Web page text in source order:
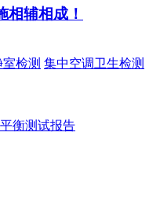
相辅相成！
检测 集中空调卫生检测
衡测试报告